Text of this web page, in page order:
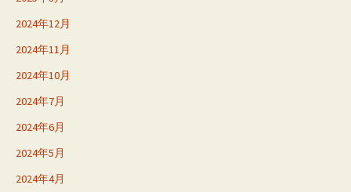
2024年12月
2024年11月
2024年10月
2024年7月
2024年6月
2024年5月
2024年4月